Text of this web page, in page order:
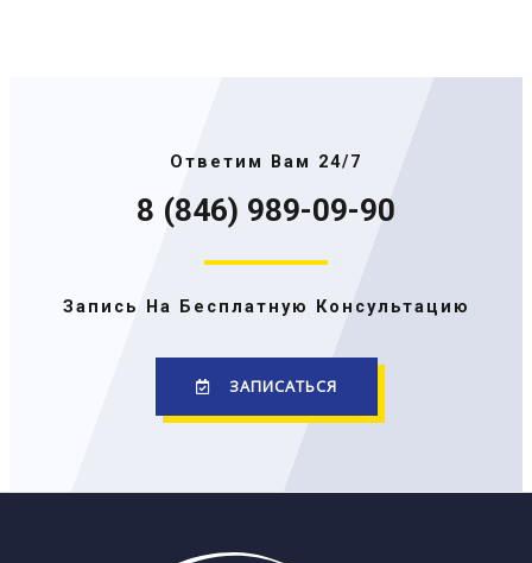
Ответим Вам 24/7
8 (846) 989-09-90
Запись На Бесплатную Консультацию
ЗАПИСАТЬСЯ